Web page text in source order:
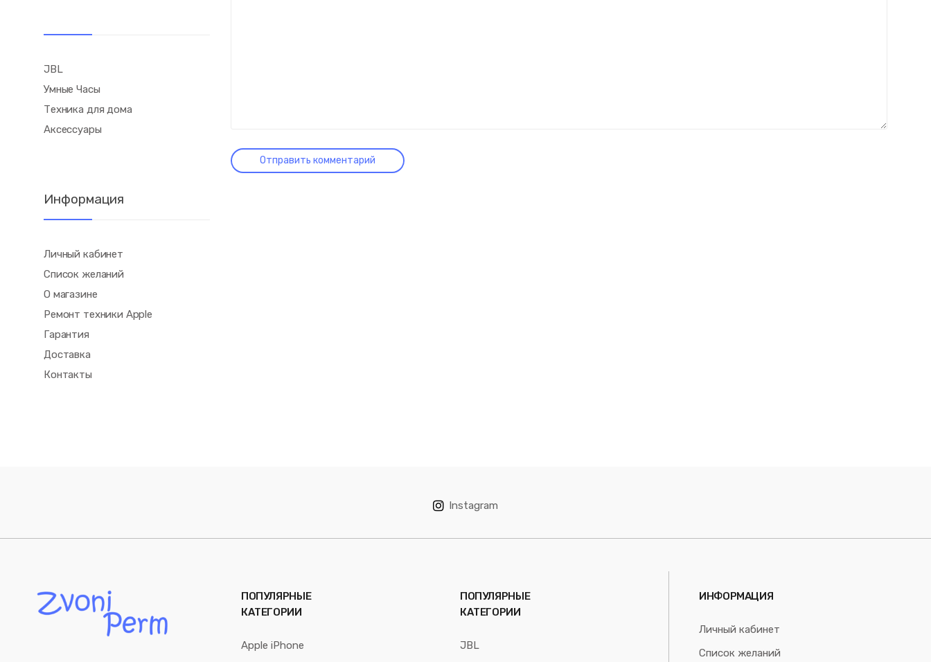
JBL
Умные Часы
Техника для дома
Аксессуары
Информация
Личный кабинет
Список желаний
О магазине
Ремонт техники Apple
Гарантия
Доставка
Контакты
Instagram
ПОПУЛЯРНЫЕ
КАТЕГОРИИ
Apple iPhone
ПОПУЛЯРНЫЕ
КАТЕГОРИИ
JBL
ИНФОРМАЦИЯ
Личный кабинет
Список желаний